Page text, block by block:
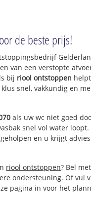
de beste prijs!
van een verstopte
bij riool ontstoppen
snel, vakkundig en
als uw wc niet goed
snel vol water loopt.
en u krijgt
riool ontstoppen? Bel
ondersteuning. Of vul
pagina in voor het